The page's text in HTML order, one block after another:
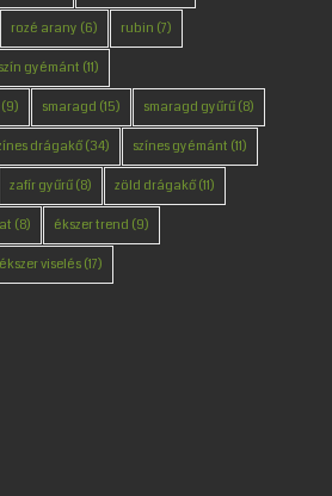
rozé arany (6) rubin (7)
gyémánt (11)
smaragd (15) smaragd gyűrű(8)
drágakő(34) színes gyémánt (11)
zafír gyűrű(8) zöld drágakő(11)
(8) ékszer trend (9)
ékszer viselés(17)